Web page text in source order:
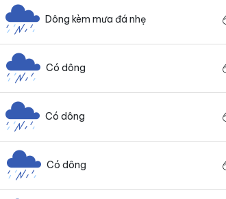
Dông kèm mưa đá nhẹ
Có dông
Có dông
Có dông